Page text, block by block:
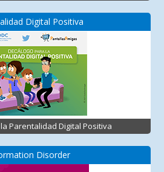
Digital Positiva
Parentalidad Digital Positiva
Disorder